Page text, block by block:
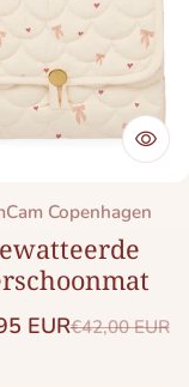
Copenhagen
Saleprijs
EURNormale
€42,00 EUR